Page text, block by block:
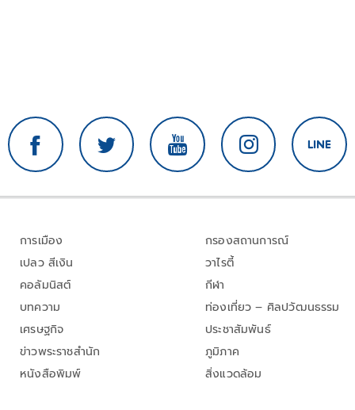
การเมือง
เปลว สีเงิน
คอลัมนิสต์
บทความ
เศรษฐกิจ
ข่าวพระราชสำนัก
หนังสือพิมพ์
กรองสถานการณ์
วาไรตี้
กีฬา
ท่องเที่ยว – ศิลปวัฒนธรรม
ประชาสัมพันธ์
ภูมิภาค
สิ่งแวดล้อม